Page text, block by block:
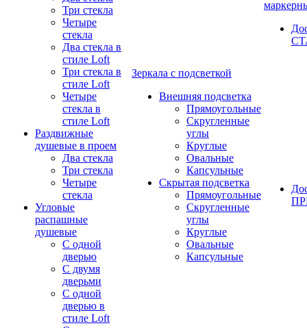
Три стекла
Четыре
стекла
Два стекла в
стиле Loft
Три стекла в
стиле Loft
Четыре
стекла в
стиле Loft
Раздвижные
душевые в проем
Два стекла
Три стекла
Четыре
стекла
Угловые
распашные
душевые
С одной
дверью
С двумя
дверьми
С одной
дверью в
стиле Loft
Зеркала с подсветкой
Внешняя подсветка
Прямоугольные
Скругленные
углы
Круглые
Овальные
Капсульные
Скрытая подсветка
Прямоугольные
Скругленные
углы
Круглые
Овальные
Капсульные